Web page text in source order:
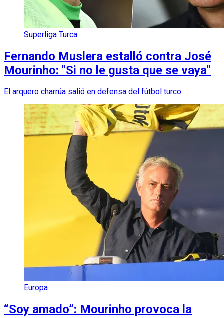
Superliga Turca
Fernando Muslera estalló contra José
Mourinho: "Si no le gusta que se vaya"
El arquero charrúa salió en defensa del fútbol turco.
Europa
“Soy amado”: Mourinho provoca la